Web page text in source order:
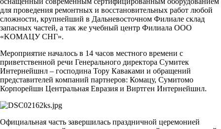
для проведения ремонтных и восстановительных работ любой
сложности, крупнейший в Дальневосточном Филиале склад
запасных частей, а так же учебный центр Филиала ООО
«KOMAЦУ СНГ».
Мероприятие началось в 14 часов местного времени с
приветственной речи Генерального директора Сумитек
Интернейшнл – господина Тору Каваками и обращений
представителей компаний партнеров: Комацу, Сумитомо
Корпорейшн Центральная Евразия и Виртген Интернейшнл.
Официальная часть завершилась праздничной церемонией